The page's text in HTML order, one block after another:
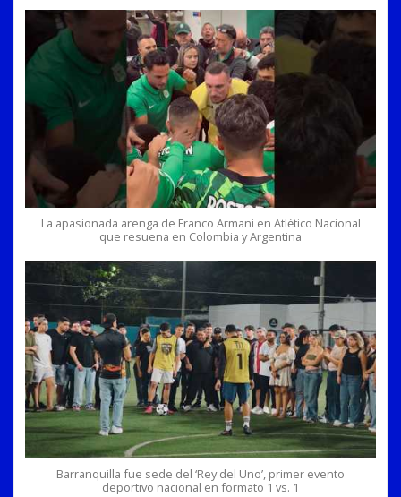
La apasionada arenga de Franco Armani en Atlético Nacional
que resuena en Colombia y Argentina
Barranquilla fue sede del ‘Rey del Uno’, primer evento
deportivo nacional en formato 1 vs. 1